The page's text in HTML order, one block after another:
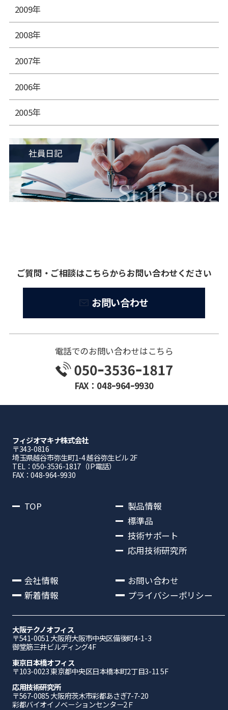
2009年
2008年
2007年
2006年
2005年
ご質問・ご相談はこちらからお問い合わせください
お問い合わせ
電話でのお問い合わせはこちら
FAX：048ｰ964ｰ9930
フィジオマキナ株式会社
〒343-0816
埼⽟県越⾕市弥⽣町1-4 越⾕弥⽣ビル 2F
TEL：050-3536-1817（IP電話）
FAX：048-964-9930
TOP
製品情報
標準品
技術サポート
応用技術研究所
会社情報
新着情報
お問い合わせ
プライバシーポリシー
大阪テクノオフィス
〒541-0051 ⼤阪府⼤阪市中央区備後町4-1-3
御堂筋三井ビルディング4F
東京日本橋オフィス
〒103-0023 東京都中央区日本橋本町2丁目3-11 5F
応⽤技術研究所
〒567-0085 ⼤阪府茨⽊市彩都あさぎ7-7-20
彩都バイオイノベーションセンター2Ｆ